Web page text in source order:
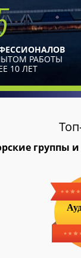
РАБОТЫ
10 ЛЕТ
группы